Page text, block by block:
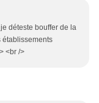
déteste bouffer de la
établissements
<br />